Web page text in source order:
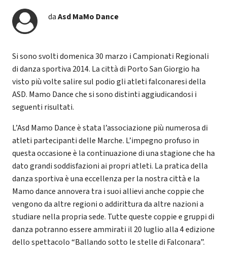
daAsd MaMo Dance
Si sono svolti domenica 30 marzo i Campionati Regionali
di danza sportiva 2014. La città di Porto San Giorgio ha
visto più volte salire sul podio gli atleti falconaresi della
ASD. Mamo Dance che si sono distinti aggiudicandosi i
seguenti risultati.
L’Asd Mamo Dance è stata l’associazione più numerosa di
atleti partecipanti delle Marche. L’impegno profuso in
questa occasione è la continuazione di una stagione che ha
dato grandi soddisfazioni ai propri atleti. La pratica della
danza sportiva è una eccellenza per la nostra città e la
Mamo dance annovera tra i suoi allievi anche coppie che
vengono da altre regioni o addirittura da altre nazioni a
studiare nella propria sede. Tutte queste coppie e gruppi di
danza potranno essere ammirati il 20 luglio alla 4 edizione
dello spettacolo “Ballando sotto le stelle di Falconara”.